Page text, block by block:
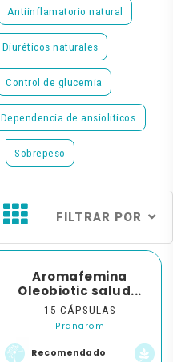
Antiinflamatorio natural
Diuréticos naturales
Control de glucemia
Dependencia de ansioliticos
Sobrepeso
FILTRAR POR
Aromafemina
Oleobiotic salud...
15 CÁPSULAS
Pranarom
Recomendado